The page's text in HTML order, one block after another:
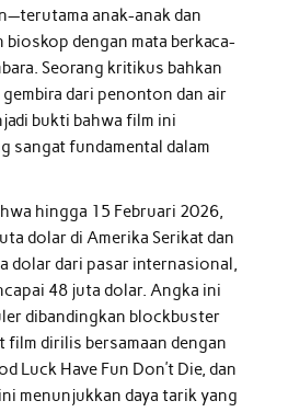
anak-anak dan
dengan mata berkaca-
Seorang kritikus bahkan
dari penonton dan air
bukti bahwa film ini
sangat fundamental dalam
hingga 15 Februari 2026,
dolar di Amerika Serikat dan
dolar dari pasar internasional,
48 juta dolar. Angka ini
dibandingkan blockbuster
film dirilis bersamaan dengan
Luck Have Fun Don’t Die, dan
menunjukkan daya tarik yang